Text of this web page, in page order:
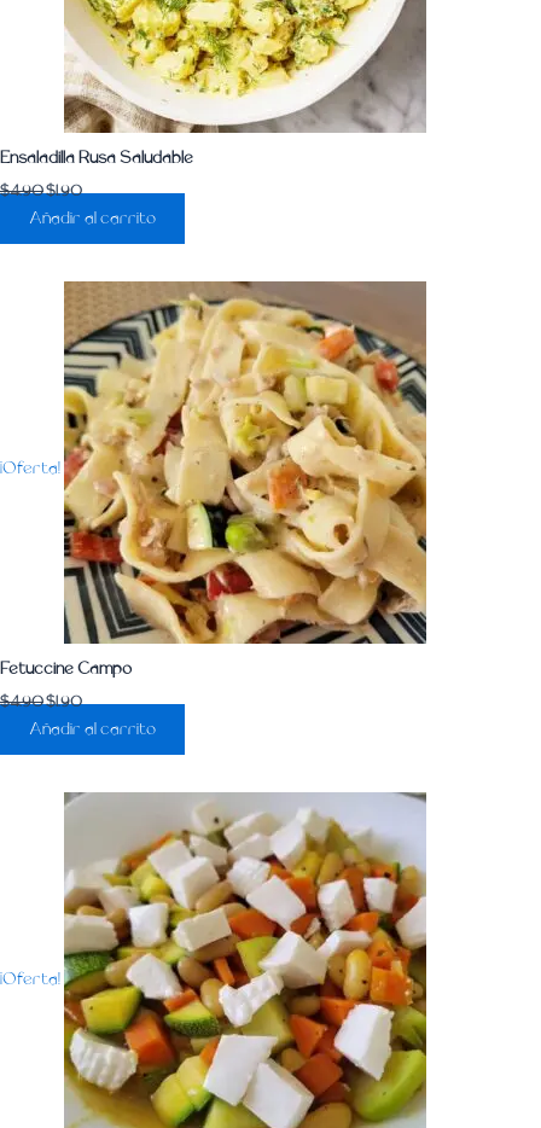
Ensaladilla Rusa Saludable
$4.90$1.90
Añadir al carrito
¡Oferta!
Fetuccine Campo
$4.90$1.90
Añadir al carrito
¡Oferta!